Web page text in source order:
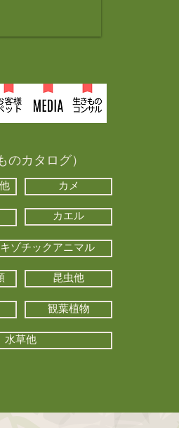
のカタログ）
カメ
カエル
ゾチックアニマル
昆虫他
観葉植物
水草他